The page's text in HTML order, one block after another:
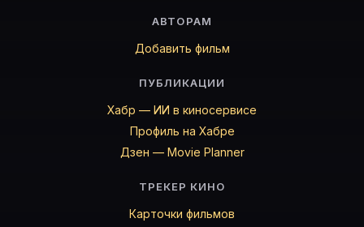
АВТОРАМ
Добавить фильм
ПУБЛИКАЦИИ
Хабр — ИИ в киносервисе
Профиль на Хабре
Дзен — Movie Planner
ТРЕКЕР КИНО
Карточки фильмов